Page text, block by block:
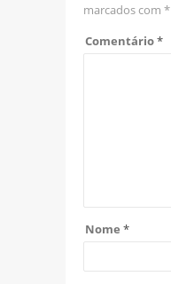
marcados com *
Comentário*
Nome *